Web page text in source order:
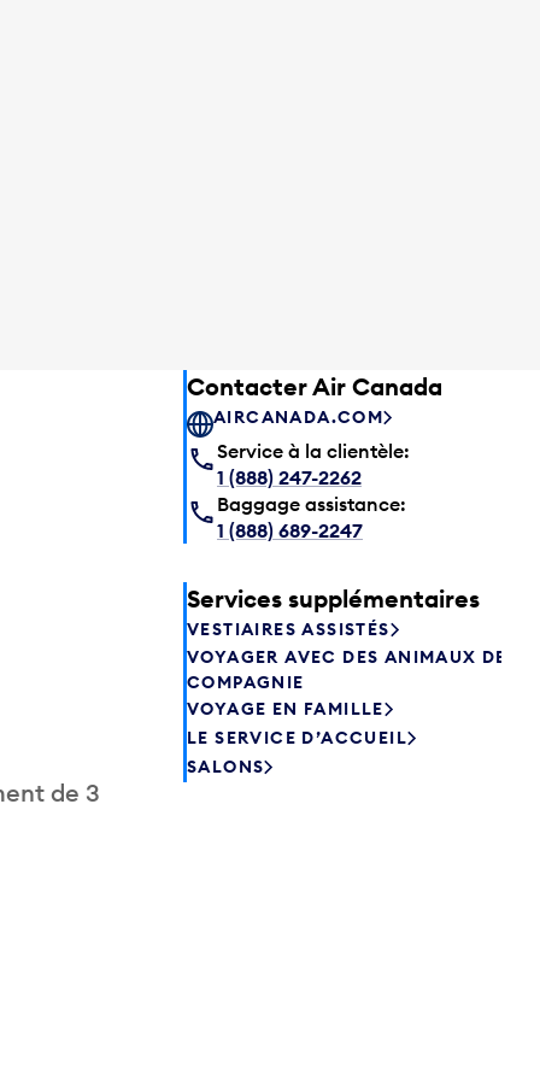
de 3
Contacter Air Canada
AIRCANADA.COM
Service à la clientèle:
1 (888) 247-2262
Baggage assistance:
1 (888) 689-2247
Services supplémentaires
VESTIAIRES ASSISTÉS
VOYAGER AVEC DES ANIMAUX DE
COMPAGNIE
VOYAGE EN FAMILLE
LE SERVICE D’ACCUEIL
SALONS